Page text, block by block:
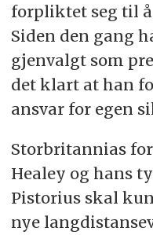
forpliktet seg til
Siden den gang
gjenvalgt som
det klart at han
ansvar for egen
Storbritannias
Healey og hans
Pistorius skal
nye